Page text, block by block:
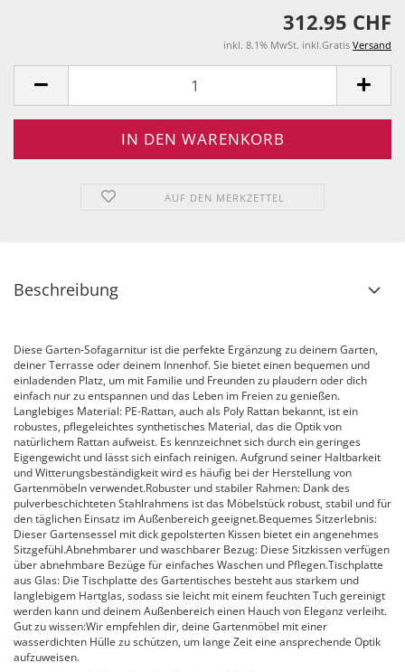
312.95 CHF
inkl. 8.1% MwSt. inkl.Gratis Versand
AUF DEN MERKZETTEL
Beschreibung
Diese Garten-Sofagarnitur ist die perfekte Ergänzung zu deinem Garten,
deiner Terrasse oder deinem Innenhof. Sie bietet einen bequemen und
einladenden Platz, um mit Familie und Freunden zu plaudern oder dich
einfach nur zu entspannen und das Leben im Freien zu genießen.
Langlebiges Material: PE-Rattan, auch als Poly Rattan bekannt, ist ein
robustes, pflegeleichtes synthetisches Material, das die Optik von
natürlichem Rattan aufweist. Es kennzeichnet sich durch ein geringes
Eigengewicht und lässt sich einfach reinigen. Aufgrund seiner Haltbarkeit
und Witterungsbeständigkeit wird es häufig bei der Herstellung von
Gartenmöbeln verwendet.Robuster und stabiler Rahmen: Dank des
pulverbeschichteten Stahlrahmens ist das Möbelstück robust, stabil und für
den täglichen Einsatz im Außenbereich geeignet.Bequemes Sitzerlebnis:
Dieser Gartensessel mit dick gepolsterten Kissen bietet ein angenehmes
Sitzgefühl.Abnehmbarer und waschbarer Bezug: Diese Sitzkissen verfügen
über abnehmbare Bezüge für einfaches Waschen und Pflegen.Tischplatte
aus Glas: Die Tischplatte des Gartentisches besteht aus starkem und
langlebigem Hartglas, sodass sie leicht mit einem feuchten Tuch gereinigt
werden kann und deinem Außenbereich einen Hauch von Eleganz verleiht.
Gut zu wissen:Wir empfehlen dir, deine Gartenmöbel mit einer
wasserdichten Hülle zu schützen, um lange Zeit eine ansprechende Optik
aufzuweisen.